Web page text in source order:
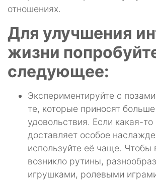
отношениях.
Для улучшения
жизни
следующее:
Экспериментируйте с
те, которые приносят больше
удовольствия. Если какая-то
доставляет особое
используйте её чаще. Чтобы
возникло рутины,
игрушками, ролевыми